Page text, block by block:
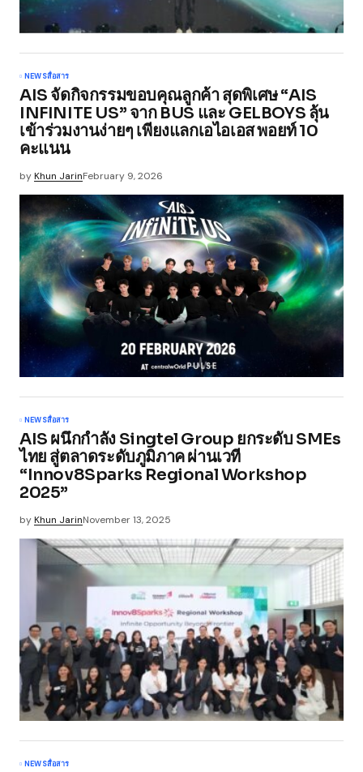
NEWSสื่อสาร
AIS จัดกิจกรรมขอบคุณลูกค้า สุดพิเศษ “AIS
INFINITE US” จาก BUS และ GELBOYS ลุ้น
เข้าร่วมงานง่ายๆ เพียงแลกเอไอเอส พอยท์ 10
คะแนน
byKhun JarinFebruary 9, 2026
NEWSสื่อสาร
AIS ผนึกกำลัง Singtel Group ยกระดับ SMEs
ไทย สู่ตลาดระดับภูมิภาค ผ่านเวที
“Innov8Sparks Regional Workshop
2025”
byKhun JarinNovember 13, 2025
NEWSสื่อสาร